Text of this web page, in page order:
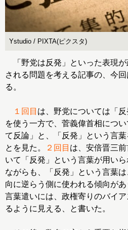
Ystudio / PIXTA(ピクスタ)
「野党は反発」といった表現が
される問題を考える記事の、今
る。
１回目 は、野党については「
を使う一方で、菅義偉首相につ
て反論」と、「反発」という言
とを見た。
２回目 は、安倍晋三
いて「反発」という言葉が用い
ながらも、「反発」という言葉
向に逆らう側に使われる傾向が
言葉遣いには、政権寄りのバイ
るように見える、と書いた。